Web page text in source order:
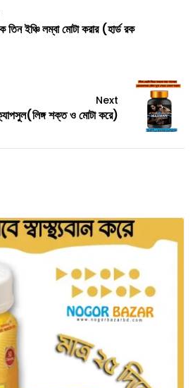
তিন ইঞ্চি লম্বা মোটা করার (হার্ড রক
Next
শক্ত ও মোটা করে)